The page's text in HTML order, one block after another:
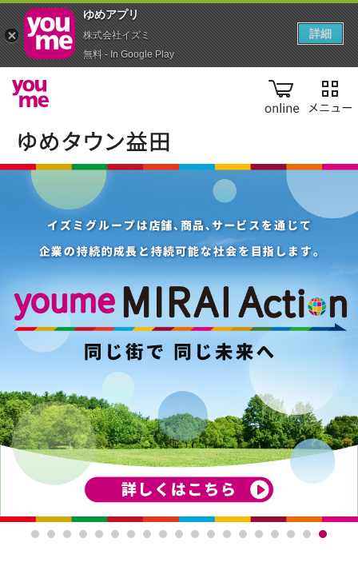
online
ゆめアプ‪リ‬
株式会社イズミ
無料 - In Google Play
詳細